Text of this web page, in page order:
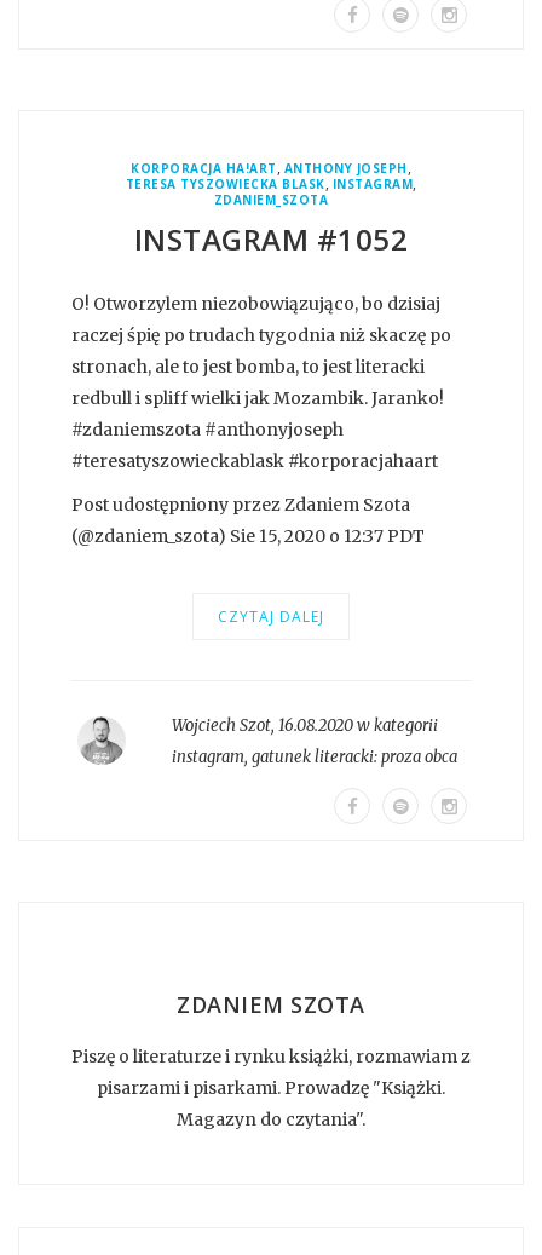
KORPORACJA HA!ART , ANTHONY JOSEPH ,
TERESA TYSZOWIECKA BLASK, INSTAGRAM,
ZDANIEM_SZOTA
INSTAGRAM #1052
O! Otworzylem niezobowiązująco, bo dzisiaj
raczej śpię po trudach tygodnia niż skaczę po
stronach, ale to jest bomba, to jest literacki
redbull i spliff wielki jak Mozambik. Jaranko!
#zdaniemszota #anthonyjoseph
#teresatyszowieckablask #korporacjahaart
Post udostępniony przez Zdaniem Szota
(@zdaniem_szota) Sie 15, 2020 o 12:37 PDT
CZYTAJ DALEJ
Wojciech Szot, 16.08.2020 w kategorii
instagram, gatunek literacki:proza obca
ZDANIEM SZOTA
Piszę o literaturze i rynku książki, rozmawiam z
pisarzami i pisarkami. Prowadzę "Książki.
Magazyn do czytania".